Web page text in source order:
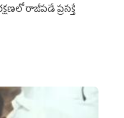
రాజీపడే ప్రసక్తే